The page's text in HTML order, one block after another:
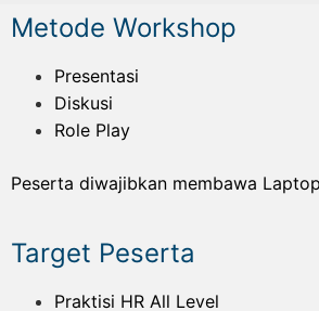
Metode Workshop
Presentasi
Diskusi
Role Play
Peserta diwajibkan membawa Laptop
Target Peserta
Praktisi HR All Level